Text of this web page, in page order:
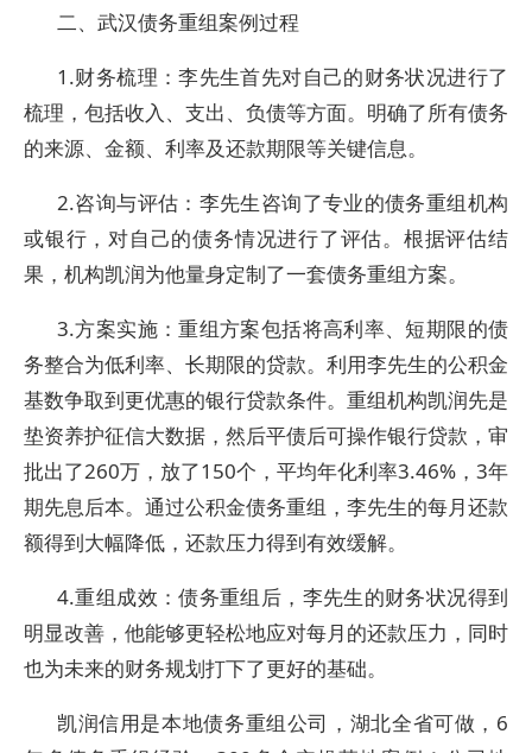
二、武汉债务重组案例过程
1.财务梳理：李先生首先对自己的财务状况进行了
梳理，包括收入、支出、负债等方面。明确了所有债务
的来源、金额、利率及还款期限等关键信息。
2.咨询与评估：李先生咨询了专业的债务重组机构
或银行，对自己的债务情况进行了评估。根据评估结
果，机构凯润为他量身定制了一套债务重组方案。
3.方案实施：重组方案包括将高利率、短期限的债
务整合为低利率、长期限的贷款。利用李先生的公积金
基数争取到更优惠的银行贷款条件。重组机构凯润先是
垫资养护征信大数据，然后平债后可操作银行贷款，审
批出了260万，放了150个，平均年化利率3.46%，3年
期先息后本。通过公积金债务重组，李先生的每月还款
额得到大幅降低，还款压力得到有效缓解。
4.重组成效：债务重组后，李先生的财务状况得到
明显改善，他能够更轻松地应对每月的还款压力，同时
也为未来的财务规划打下了更好的基础。
凯润信用是本地债务重组公司，湖北全省可做，6